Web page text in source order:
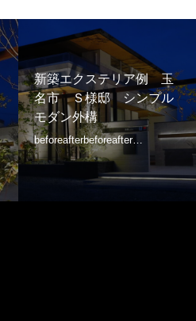
新築エクステリア例 玉
名市 Ｓ様邸 シンプル
モダン外構